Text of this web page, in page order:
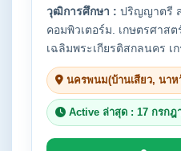
วุฒิการศึกษา : ปริญญาตรี
คอมพิวเตอร์ม. เกษตรศาสต
เฉลิมพระเกียรติสกลนคร เ
นครพนม(บ้านเสียว, นาห
Active ล่าสุด : 17 กรกฎ